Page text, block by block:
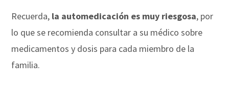
Recuerda, la automedicación es muy riesgosa, por
lo que se recomienda consultar a su médico sobre
medicamentos y dosis para cada miembro de la
familia.